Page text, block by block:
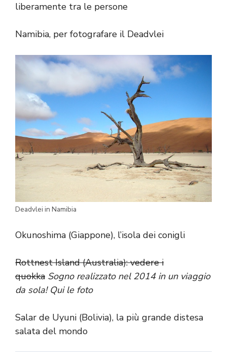
liberamente tra le persone
Namibia, per fotografare il Deadvlei
Deadvlei in Namibia
Okunoshima (Giappone), l’isola dei conigli
Rottnest Island (Australia): vedere i
quokka Sogno realizzato nel 2014 in un viaggio
da sola! Quile foto
Salar de Uyuni (Bolivia), la più grande distesa
salata del mondo